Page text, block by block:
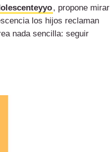
, propone mirar
los hijos reclaman
nada sencilla: seguir